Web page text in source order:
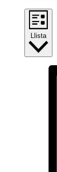
Llista